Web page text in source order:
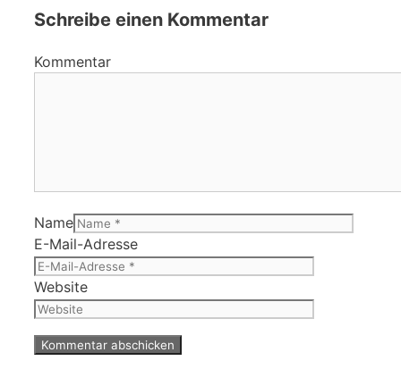
Schreibe einen Kommentar
Kommentar
Name
E-Mail-Adresse
Website